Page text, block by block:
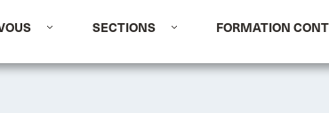
SECTIONS FORMATION